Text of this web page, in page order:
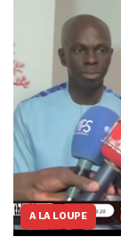
A LA LOUPE